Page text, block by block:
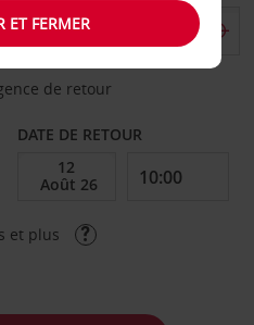
de retour
DATE DE RETOUR
et plus
ET FERMER